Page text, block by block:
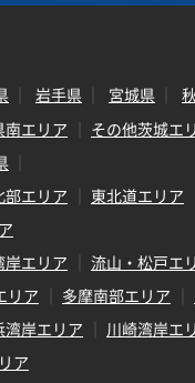
岩手県 宮城県
南エリア
その他茨城エ
部エリア 東北道エリア
岸エリア 流山・松戸エ
リア 多摩南部エリア
湾岸エリア 川崎湾岸エ
ア